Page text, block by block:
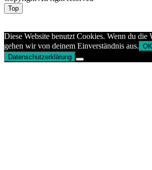
Top
Diese Website benutzt Cookies. Wenn du die
gehen wir von deinem Einverständnis aus. OK
Datenschutzerklärung